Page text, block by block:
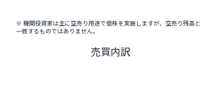
※ 機関投資家は主に空売り用途で借株を実施しますが、空売り残高と
一致するものではありません。
売買内訳